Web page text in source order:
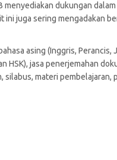
dukungan
juga sering mengadakan
asing (Inggris,
HSK), jasa penerjemahan
materi pembelajaran,